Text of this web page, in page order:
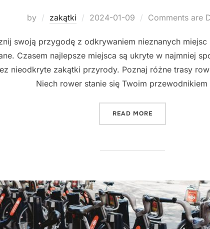
by zakątki
Posted
2024-01-09 Comments are
swoją przygodę z odkrywaniem nieznanych
Czasem najlepsze miejsca są ukryte w najmniej
nieodkryte zakątki przyrody. Poznaj różne trasy
Niech rower stanie się Twoim
READ MORE